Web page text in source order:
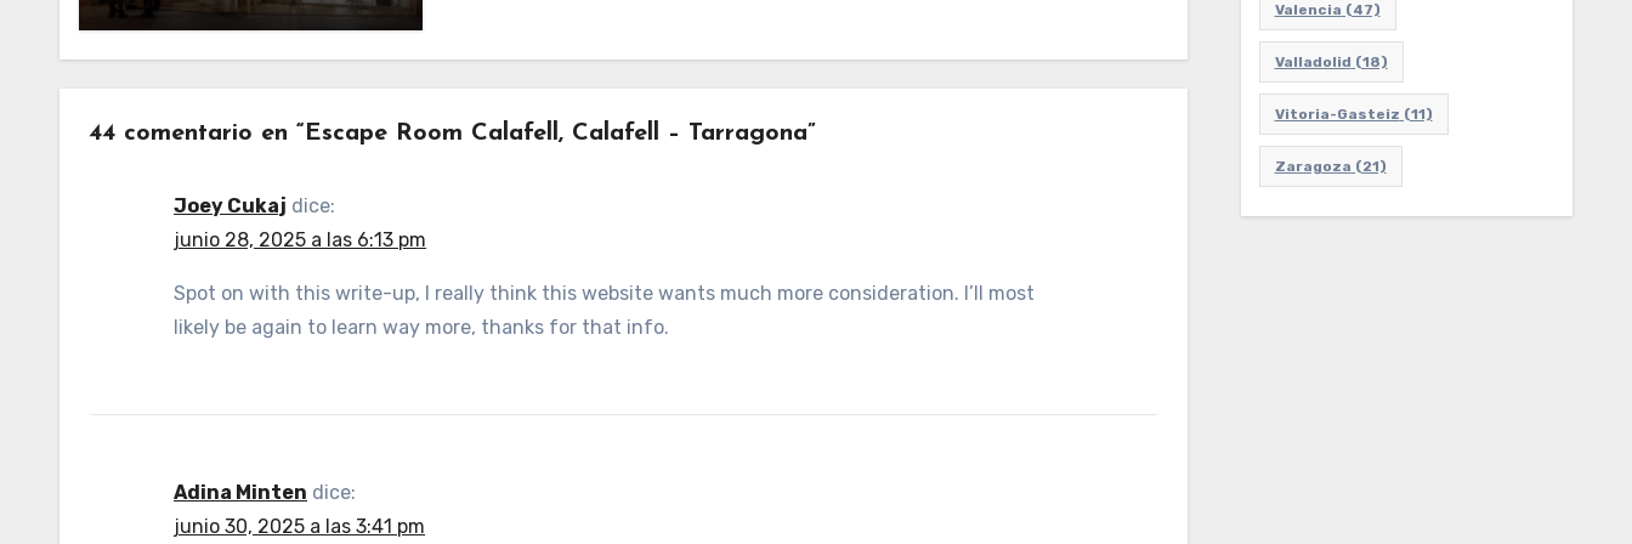
44 comentario en “Escape Room Calafell, Calafell – Tarragona”
Joey Cukaj dice:
junio 28, 2025 a las 6:13 pm
Spot on with this write-up, I really think this website wants much more consideration. I’ll most
likely be again to learn way more, thanks for that info.
Adina Minten dice:
junio 30, 2025 a las 3:41 pm
Valencia (47)
Valladolid (18)
Vitoria-Gasteiz (11)
Zaragoza (21)